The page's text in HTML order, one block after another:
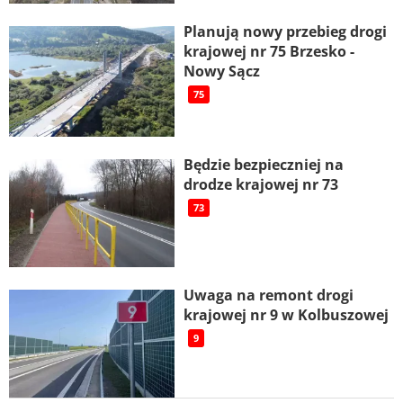
Planują nowy przebieg drogi
krajowej nr 75 Brzesko -
Nowy Sącz
75
Będzie bezpieczniej na
drodze krajowej nr 73
73
Uwaga na remont drogi
krajowej nr 9 w Kolbuszowej
9